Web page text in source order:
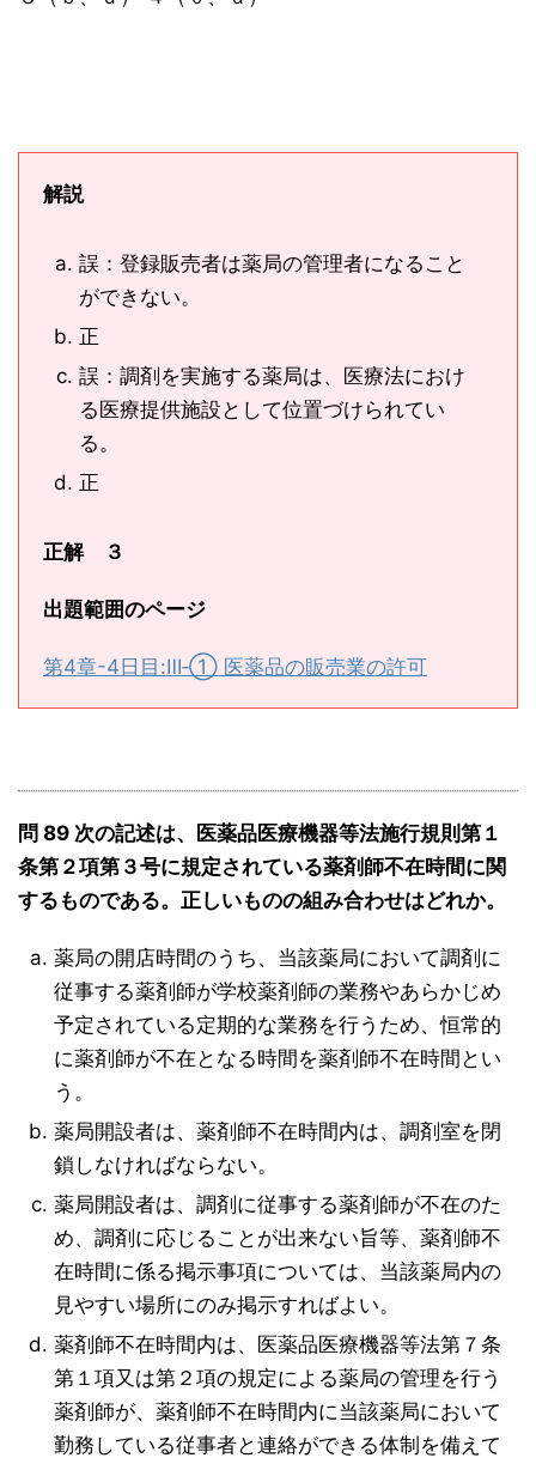
解説
誤：登録販売者は薬局の管理者になること
ができない。
正
誤：調剤を実施する薬局は、医療法におけ
る医療提供施設として位置づけられてい
る。
正
正解 ３
出題範囲のページ
第4章-4日目:Ⅲ‐① 医薬品の販売業の許可
問 89 次の記述は、医薬品医療機器等法施行規則第１
条第２項第３号に規定されている薬剤師不在時間に関
するものである。正しいものの組み合わせはどれか。
薬局の開店時間のうち、当該薬局において調剤に
従事する薬剤師が学校薬剤師の業務やあらかじめ
予定されている定期的な業務を行うため、恒常的
に薬剤師が不在となる時間を薬剤師不在時間とい
う。
薬局開設者は、薬剤師不在時間内は、調剤室を閉
鎖しなければならない。
薬局開設者は、調剤に従事する薬剤師が不在のた
め、調剤に応じることが出来ない旨等、薬剤師不
在時間に係る掲示事項については、当該薬局内の
見やすい場所にのみ掲示すればよい。
薬剤師不在時間内は、医薬品医療機器等法第７条
第１項又は第２項の規定による薬局の管理を行う
薬剤師が、薬剤師不在時間内に当該薬局において
勤務している従事者と連絡ができる体制を備えて